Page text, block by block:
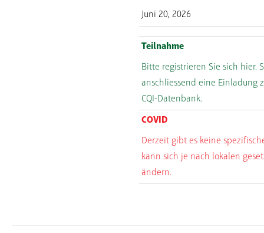
Juni 20, 2026
Teilnahme
Bitte registrieren Sie sich hier.
anschliessend eine Einladung
CQI-Datenbank.
COVID
Derzeit gibt es keine
kann sich je nach lokalen
ändern.